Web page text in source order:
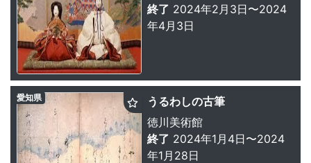
終了 2024年2月3日〜2024
年4月3日
うるわしの古筆
徳川美術館
終了 2024年1月4日〜2024
年1月28日
愛知県